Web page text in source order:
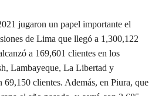
jugaron un papel importante el
de Lima que llegó a 1,300,122
a 169,601 clientes en los
Lambayeque, La Libertad y
69,150 clientes. Además, en Piura, que